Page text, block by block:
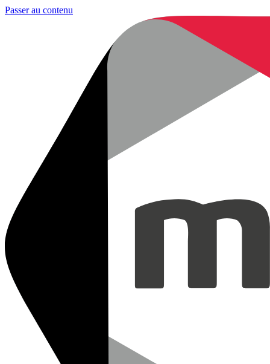
Passer au contenu